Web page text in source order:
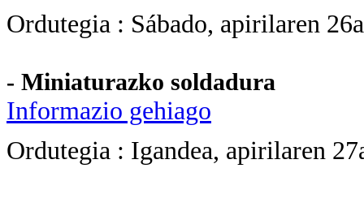
Ordutegia : Sábado, apirilaren
- Miniaturazko soldadura
Informazio gehiago
Ordutegia : Igandea, apirilaren